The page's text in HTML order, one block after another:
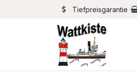
Zum Inhalt springenTiefpreisgarantie